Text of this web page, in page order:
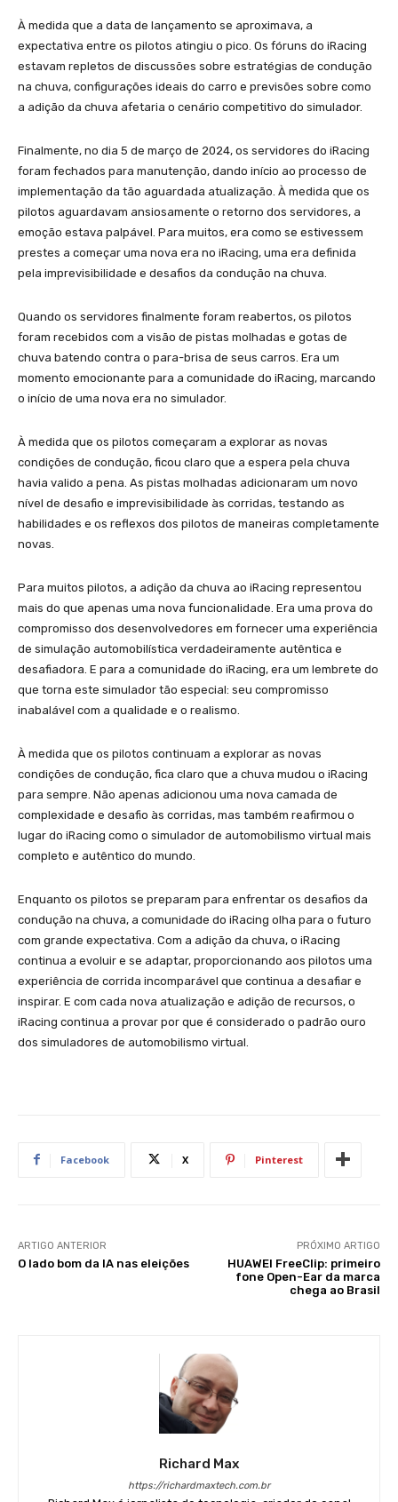
À medida que a data de lançamento se aproximava, a
expectativa entre os pilotos atingiu o pico. Os fóruns do iRacing
estavam repletos de discussões sobre estratégias de condução
na chuva, configurações ideais do carro e previsões sobre como
a adição da chuva afetaria o cenário competitivo do simulador.
Finalmente, no dia 5 de março de 2024, os servidores do iRacing
foram fechados para manutenção, dando início ao processo de
implementação da tão aguardada atualização. À medida que os
pilotos aguardavam ansiosamente o retorno dos servidores, a
emoção estava palpável. Para muitos, era como se estivessem
prestes a começar uma nova era no iRacing, uma era definida
pela imprevisibilidade e desafios da condução na chuva.
Quando os servidores finalmente foram reabertos, os pilotos
foram recebidos com a visão de pistas molhadas e gotas de
chuva batendo contra o para-brisa de seus carros. Era um
momento emocionante para a comunidade do iRacing, marcando
o início de uma nova era no simulador.
À medida que os pilotos começaram a explorar as novas
condições de condução, ficou claro que a espera pela chuva
havia valido a pena. As pistas molhadas adicionaram um novo
nível de desafio e imprevisibilidade às corridas, testando as
habilidades e os reflexos dos pilotos de maneiras completamente
novas.
Para muitos pilotos, a adição da chuva ao iRacing representou
mais do que apenas uma nova funcionalidade. Era uma prova do
compromisso dos desenvolvedores em fornecer uma experiência
de simulação automobilística verdadeiramente autêntica e
desafiadora. E para a comunidade do iRacing, era um lembrete do
que torna este simulador tão especial: seu compromisso
inabalável com a qualidade e o realismo.
À medida que os pilotos continuam a explorar as novas
condições de condução, fica claro que a chuva mudou o iRacing
para sempre. Não apenas adicionou uma nova camada de
complexidade e desafio às corridas, mas também reafirmou o
lugar do iRacing como o simulador de automobilismo virtual mais
completo e autêntico do mundo.
Enquanto os pilotos se preparam para enfrentar os desafios da
condução na chuva, a comunidade do iRacing olha para o futuro
com grande expectativa. Com a adição da chuva, o iRacing
continua a evoluir e se adaptar, proporcionando aos pilotos uma
experiência de corrida incomparável que continua a desafiar e
inspirar. E com cada nova atualização e adição de recursos, o
iRacing continua a provar por que é considerado o padrão ouro
dos simuladores de automobilismo virtual.
Facebook X Pinterest
ARTIGO ANTERIOR
O lado bom da IA nas eleições
PRÓXIMO ARTIGO
HUAWEI FreeClip: primeiro
fone Open-Ear da marca
chega ao Brasil
Richard Max
https://richardmaxtech.com.br